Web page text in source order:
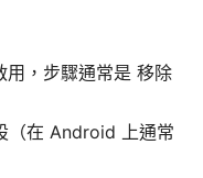
用，步驟通常是 移除
（在 Android 上通常